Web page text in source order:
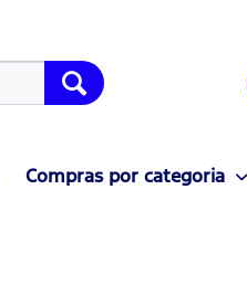
Compras por categoria